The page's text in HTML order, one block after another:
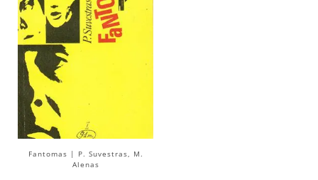
Fantomas | P. Suvestras, M.
Alenas